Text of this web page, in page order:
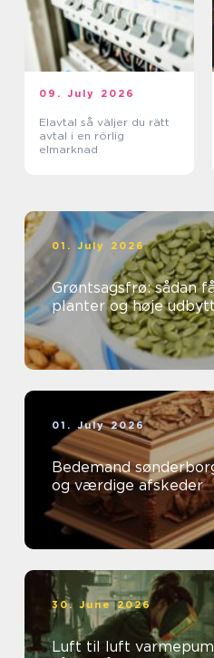
09. July 2026
Elavtal så väljer du rätt
avtal i en rörlig
elmarknad
01. July 2026
Grøntsagsfrø: sådan
planter og høje
01. July 2026
Bedemand sønderborg støtte,
og værdige afskeder
30. June 2026
Luft til luft